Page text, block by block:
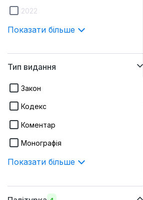
2022
Показати більше
Тип видання
Закон
Кодекс
Коментар
Монографія
Показати більше